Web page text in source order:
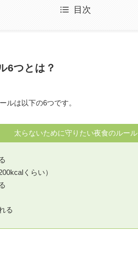
目次
6つとは？
ルは以下の6つです。
太らないために守りたい夜食のルール
くらい）
る